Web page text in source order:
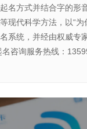
名方式并结合字的形
现代科学方法，以“为
系统，并经由权威专
咨询服务热线：